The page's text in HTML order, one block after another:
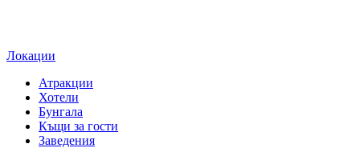
Локации
Атракции
Хотели
Бунгала
Къщи за гости
Заведения